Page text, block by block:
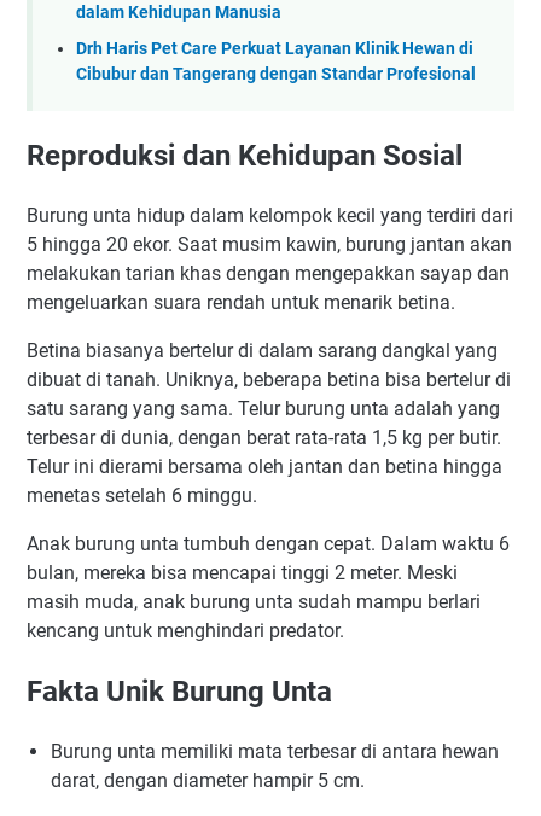
dalam Kehidupan Manusia
Drh Haris Pet Care Perkuat Layanan Klinik Hewan di
Cibubur dan Tangerang dengan Standar Profesional
Reproduksi dan Kehidupan Sosial
Burung unta hidup dalam kelompok kecil yang terdiri dari
5 hingga 20 ekor. Saat musim kawin, burung jantan akan
melakukan tarian khas dengan mengepakkan sayap dan
mengeluarkan suara rendah untuk menarik betina.
Betina biasanya bertelur di dalam sarang dangkal yang
dibuat di tanah. Uniknya, beberapa betina bisa bertelur di
satu sarang yang sama. Telur burung unta adalah yang
terbesar di dunia, dengan berat rata-rata 1,5 kg per butir.
Telur ini dierami bersama oleh jantan dan betina hingga
menetas setelah 6 minggu.
Anak burung unta tumbuh dengan cepat. Dalam waktu 6
bulan, mereka bisa mencapai tinggi 2 meter. Meski
masih muda, anak burung unta sudah mampu berlari
kencang untuk menghindari predator.
Fakta Unik Burung Unta
Burung unta memiliki mata terbesar di antara hewan
darat, dengan diameter hampir 5 cm.